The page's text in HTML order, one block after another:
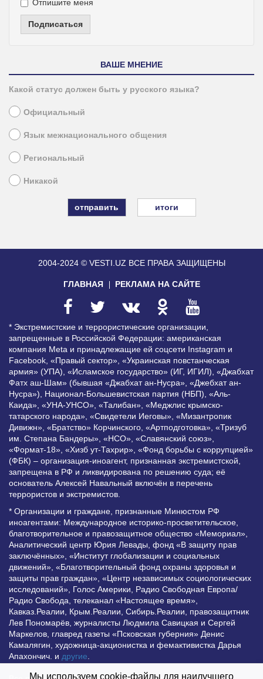
Отпишите меня
Подписаться
ВАШЕ МНЕНИЕ
Какой статус должен быть у русского языка?
Официальный
Язык межнационального общения
Региональный
Никакой
итоги
2004-2024 © VESTI.UZ ВСЕ ПРАВА ЗАЩИЩЕНЫ
ГЛАВНАЯ РЕКЛАМА НА САЙТЕ
* Экстремистские и террористические организации,
запрещенные в Российской Федерации: американская
компания Meta и принадлежащие ей соцсети Instagram и
Facebook, «Правый сектор», «Украинская повстанческая
армия» (УПА), «Исламское государство» (ИГ, ИГИЛ), «Джабхат
Фатх аш-Шам» (бывшая «Джабхат ан-Нусра», «Джебхат ан-
Нусра»), Национал-Большевистская партия (НБП), «Аль-
Каида», «УНА-УНСО», «Талибан», «Меджлис крымско-
татарского народа», «Свидетели Иеговы», «Мизантропик
Дивижн», «Братство» Корчинского, «Артподготовка», «Тризуб
им. Степана Бандеры», «НСО», «Славянский союз»,
«Формат-18», «Хизб ут-Тахрир», «Фонд борьбы с коррупцией»
(ФБК) – организация-иноагент, признанная экстремистской,
запрещена в РФ и ликвидирована по решению суда; её
основатель Алексей Навальный включён в перечень
террористов и экстремистов.
* Организации и граждане, признанные Минюстом РФ
иноагентами: Международное историко-просветительское,
благотворительное и правозащитное общество «Мемориал»,
Аналитический центр Юрия Левады, фонд «В защиту прав
заключённых», «Институт глобализации и социальных
движений», «Благотворительный фонд охраны здоровья и
защиты прав граждан», «Центр независимых социологических
исследований», Голос Америки, Радио Свободная Европа/
Радио Свобода, телеканал «Настоящее время»,
Кавказ.Реалии, Крым.Реалии, Сибирь.Реалии, правозащитник
Лев Пономарёв, журналисты Людмила Савицкая и Сергей
Маркелов, главред газеты «Псковская губерния» Денис
Камалягин, художница-акционистка и фемактивистка Дарья
Апахончич. и другие.
Мы используем cookie-файлы для наилучшего